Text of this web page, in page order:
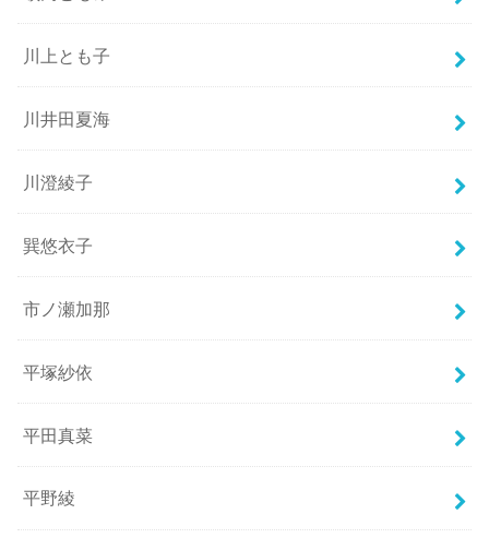
川上とも子
川井田夏海
川澄綾子
巽悠衣子
市ノ瀬加那
平塚紗依
平田真菜
平野綾